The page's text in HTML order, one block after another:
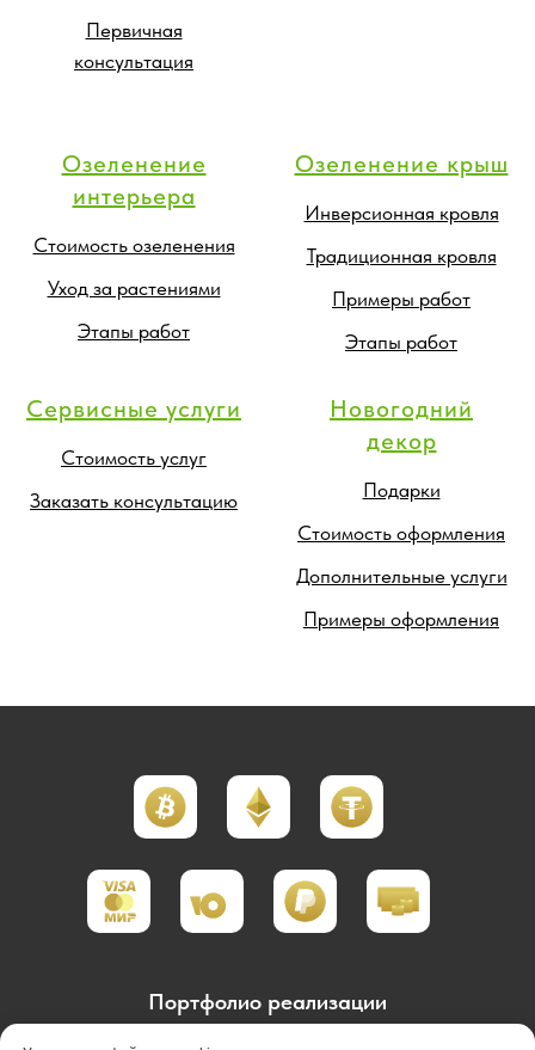
Первичная
консультация
Озеленение
интерьера
Стоимость озеленения
Уход за растениями
Этапы работ
Озеленение крыш
Инверсионная кровля
Традиционная кровля
Примеры работ
Этапы работ
Сервисные услуги
Стоимость услуг
Заказать консультацию
Новогодний
декор
Подарки
Стоимость оформления
Дополнительные услуги
Примеры оформления
Портфолио реализации